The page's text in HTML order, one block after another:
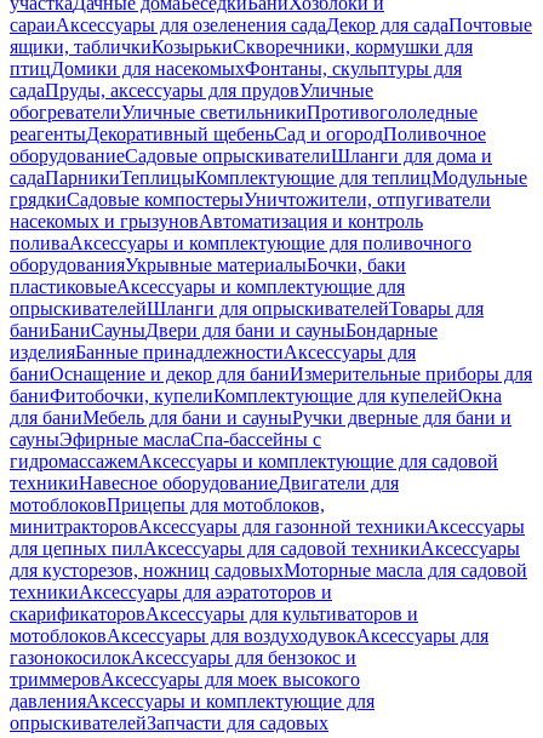
сараиАксессуары для озеленения садаДекор для садаПочтовые
ящики, табличкиКозырькиСкворечники, кормушки для
птицДомики для насекомыхФонтаны, скульптуры для
садаПруды, аксессуары для прудовУличные
обогревателиУличные светильникиПротивогололедные
реагентыДекоративный щебеньСад и огородПоливочное
оборудованиеСадовые опрыскивателиШланги для дома и
садаПарникиТеплицыКомплектующие для теплицМодульные
грядкиСадовые компостерыУничтожители, отпугиватели
насекомых и грызуновАвтоматизация и контроль
поливаАксессуары и комплектующие для поливочного
оборудованияУкрывные материалыБочки, баки
пластиковыеАксессуары и комплектующие для
опрыскивателейШланги для опрыскивателейТовары для
баниБаниСауныДвери для бани и сауныБондарные
изделияБанные принадлежностиАксессуары для
баниОснащение и декор для баниИзмерительные приборы для
баниФитобочки, купелиКомплектующие для купелейОкна
для баниМебель для бани и сауныРучки дверные для бани и
сауныЭфирные маслаСпа-бассейны с
гидромассажемАксессуары и комплектующие для садовой
техникиНавесное оборудованиеДвигатели для
мотоблоковПрицепы для мотоблоков,
минитракторовАксессуары для газонной техникиАксессуары
для цепных пилАксессуары для садовой техникиАксессуары
для кусторезов, ножниц садовыхМоторные масла для садовой
техникиАксессуары для аэратоторов и
скарификаторовАксессуары для культиваторов и
мотоблоковАксессуары для воздуходувокАксессуары для
газонокосилокАксессуары для бензокос и
триммеровАксессуары для моек высокого
давленияАксессуары и комплектующие для
опрыскивателейЗапчасти для садовых